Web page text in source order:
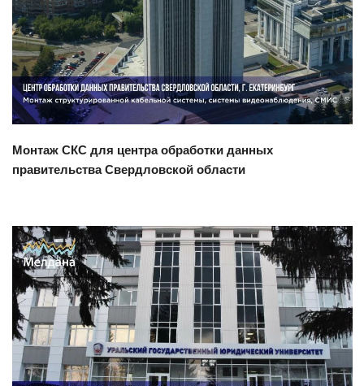
Смотреть проект
Монтаж СКС для центра обработки данных
правительства Свердловской области
Смотреть проект